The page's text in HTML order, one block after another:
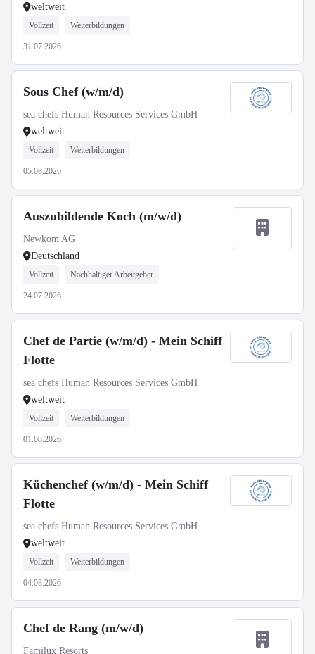
weltweit
Vollzeit Weiterbildungen
31.07.2026
Sous Chef (w/m/d)
sea chefs Human Resources Services GmbH
weltweit
Vollzeit Weiterbildungen
05.08.2026
Auszubildende Koch (m/w/d)
Newkom AG
Deutschland
Vollzeit Nachhaltiger Arbeitgeber
24.07.2026
Chef de Partie (w/m/d) - Mein Schiff
Flotte
sea chefs Human Resources Services GmbH
weltweit
Vollzeit Weiterbildungen
01.08.2026
Küchenchef (w/m/d) - Mein Schiff
Flotte
sea chefs Human Resources Services GmbH
weltweit
Vollzeit Weiterbildungen
04.08.2026
Chef de Rang (m/w/d)
Familux Resorts